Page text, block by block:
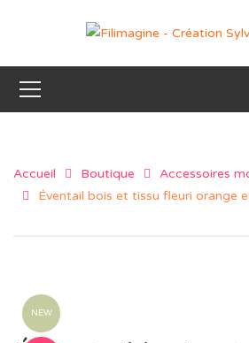
Accueil Boutique Accessoires
Éventail bois et tissu fleuri orange
NEW